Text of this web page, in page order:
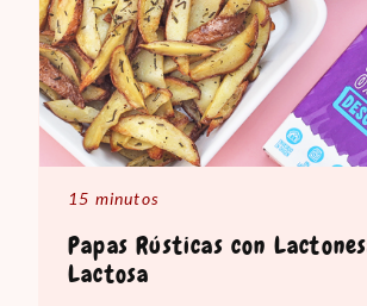
15 minutos
Papas Rústicas con
Lactosa